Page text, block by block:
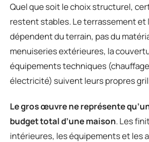
Quel que soit le choix structurel,
restent stables. Le terrassement et
dépendent du terrain, pas du
menuiseries extérieures, la
équipements techniques
électricité) suivent leurs propres
Le gros œuvre ne représente
budget total d’une maison. Les
intérieures, les équipements et les